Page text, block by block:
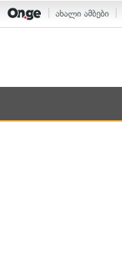
ახალი ამბები